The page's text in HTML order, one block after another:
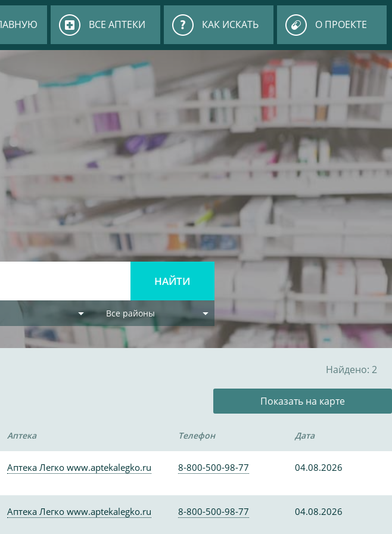
ВСЕ АПТЕКИ КАК ИСКАТЬ О ПРОЕКТЕ
Все районы
Найдено: 2
Показать на карте
Аптека Телефон Дата
Аптека Легко www.aptekalegko.ru 8-800-500-98-77 04.08.2026
Аптека Легко www.aptekalegko.ru 8-800-500-98-77 04.08.2026